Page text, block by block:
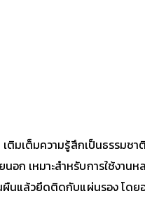
มเต็มความรู้สึกเป็นธรรมช
เหมาะสำหรับการใช้งาน
แล้วยึดติดกับแผ่นรอง โดย